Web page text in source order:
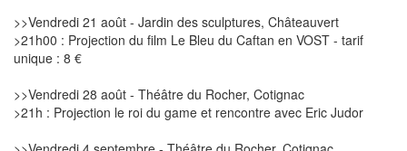
>>Vendredi 21 août - Jardin des sculptures, Châteauvert
>21h00 : Projection du film Le Bleu du Caftan en VOST - tarif
unique : 8 €
>>Vendredi 28 août - Théâtre du Rocher, Cotignac
>21h : Projection le roi du game et rencontre avec Eric Judor